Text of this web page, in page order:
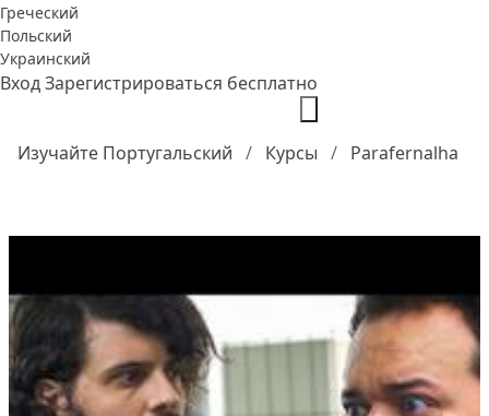
Греческий
Польский
Украинский
ВходЗарегистрироваться бесплатно
Изучайте Португальский Курсы Parafernalha